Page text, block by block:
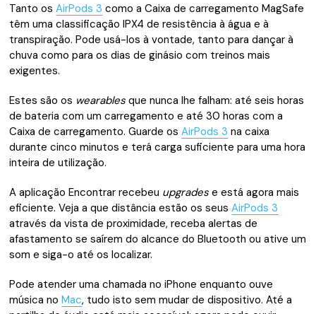
Tanto osAirPods 3 como a Caixa de carregamento MagSafe
têm uma classificação IPX4 de resistência à água e à
transpiração. Pode usá-los à vontade, tanto para dançar à
chuva como para os dias de ginásio com treinos mais
exigentes.
Estes são os wearables que nunca lhe falham: até seis horas
de bateria com um carregamento e até 30 horas com a
Caixa de carregamento. Guarde osAirPods 3 na caixa
durante cinco minutos e terá carga suficiente para uma hora
inteira de utilização.
A aplicação Encontrar recebeu upgrades e está agora mais
eficiente. Veja a que distância estão os seusAirPods 3
através da vista de proximidade, receba alertas de
afastamento se saírem do alcance do Bluetooth ou ative um
som e siga-o até os localizar.
Pode atender uma chamada no iPhone enquanto ouve
música noMac, tudo isto sem mudar de dispositivo. Até a